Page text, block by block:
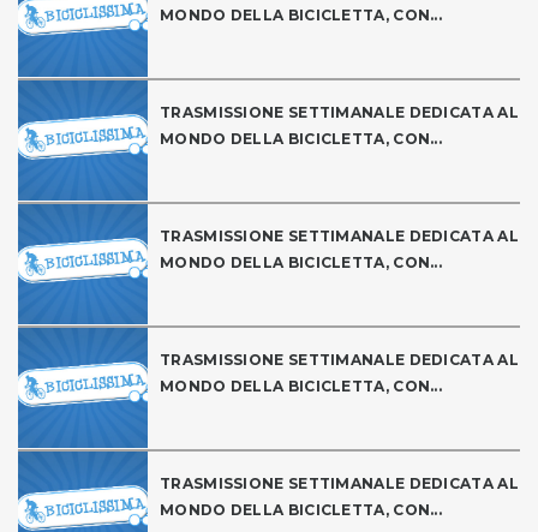
MONDO DELLA BICICLETTA, CON...
TRASMISSIONE SETTIMANALE DEDICATA AL
MONDO DELLA BICICLETTA, CON...
TRASMISSIONE SETTIMANALE DEDICATA AL
MONDO DELLA BICICLETTA, CON...
TRASMISSIONE SETTIMANALE DEDICATA AL
MONDO DELLA BICICLETTA, CON...
TRASMISSIONE SETTIMANALE DEDICATA AL
MONDO DELLA BICICLETTA, CON...